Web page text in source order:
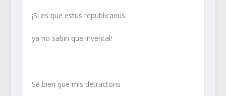
¡Si es que estus republicanus
ya no sabin que invental!
Sé bien que mis detractoris